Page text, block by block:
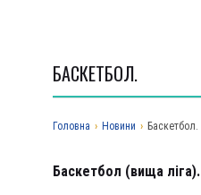
БАСКЕТБОЛ.
Головна › Новини › Баскетбол.
Баскетбол (вища ліга).